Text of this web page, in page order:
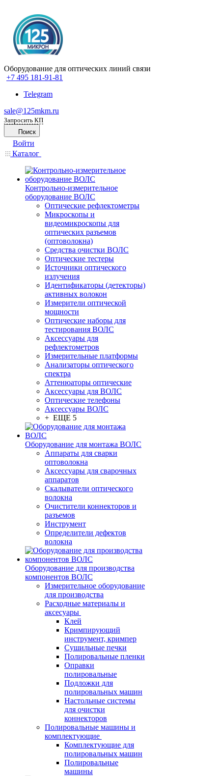
Оборудование для оптических линий связи
+7 495 181-91-81
Telegram
sale@125mkm.ru
Запросить КП
Поиск
Войти
Каталог
Контрольно-измерительное
оборудование ВОЛС
Оптические рефлектометры
Микроскопы и
видеомикроскопы для
оптических разъемов
(оптоволокна)
Средства очистки ВОЛС
Оптические тестеры
Источники оптического
излучения
Идентификаторы (детекторы)
активных волокон
Измерители оптической
мощности
Оптические наборы для
тестирования ВОЛС
Аксессуары для
рефлектометров
Измерительные платформы
Анализаторы оптического
спектра
Аттенюаторы оптические
Аксессуары для ВОЛС
Оптические телефоны
Аксессуары ВОЛС
+ ЕЩЕ 5
Оборудование для монтажа ВОЛС
Аппараты для сварки
оптоволокна
Аксессуары для сварочных
аппаратов
Скалыватели оптического
волокна
Очистители коннекторов и
разъемов
Инструмент
Определители дефектов
волокна
Оборудование для производства
компонентов ВОЛС
Измерительное оборудование
для производства
Расходные материалы и
аксесуары
Клей
Кримпирующий
инструмент, кримпер
Сушильные печки
Полировальные пленки
Оправки
полировальные
Подложки для
полировальных машин
Настольные системы
для очистки
коннекторов
Полировальные машины и
комплектующие
Комплектующие для
полировальных машин
Полировальные
машины